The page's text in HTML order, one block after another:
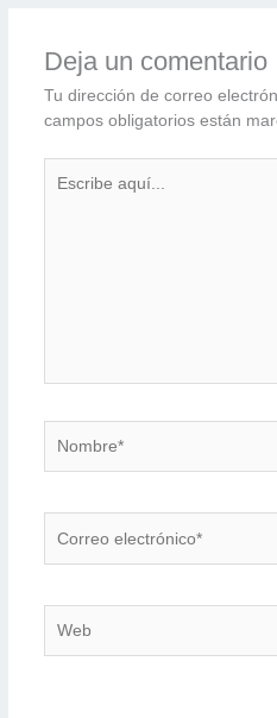
Deja un comentario
Tu dirección de correo
campos obligatorios están
aquí...
electrónico*